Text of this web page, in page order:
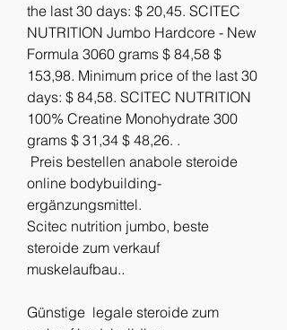
the last 30 days: $ 20,45. SCITEC
NUTRITION Jumbo Hardcore - New
Formula 3060 grams $ 84,58 $
153,98. Minimum price of the last 30
days: $ 84,58. SCITEC NUTRITION
100% Creatine Monohydrate 300
grams $ 31,34 $ 48,26. .
online bodybuilding-
ergänzungsmittel.
Scitec nutrition jumbo, beste
steroide zum verkauf
muskelaufbau..
Günstige  legale steroide zum